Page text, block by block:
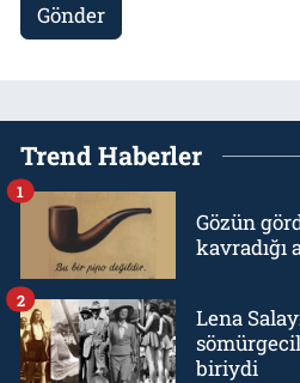
Gönder
Trend Haberler
Gözün
kavradığı
1
Lena
biriydi
2